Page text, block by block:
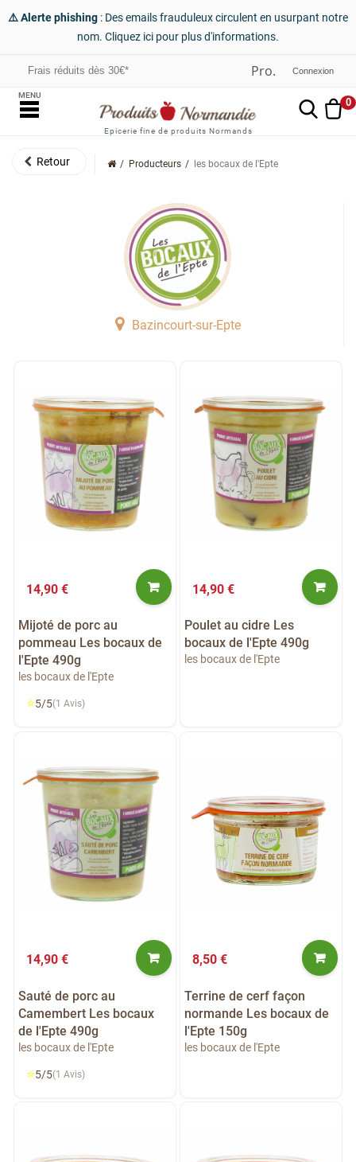
⚠️ Alerte phishing : Des emails frauduleux circulent en usurpant notre
nom. Cliquez ici pour plus d'informations.
Frais réduits dès 30€* Connexion
Epicerie fine de produits Normands
0
MENU
Producteurs les bocaux de l'Epte
Bazincourt-sur-Epte
14,90 €
Mijoté de porc au
pommeau Les bocaux de
l'Epte 490g
les bocaux de l'Epte
⭐5/5(1 Avis)
14,90 €
Poulet au cidre Les
bocaux de l'Epte 490g
les bocaux de l'Epte
14,90 €
Sauté de porc au
Camembert Les bocaux
de l'Epte 490g
les bocaux de l'Epte
⭐5/5(1 Avis)
8,50 €
Terrine de cerf façon
normande Les bocaux de
l'Epte 150g
les bocaux de l'Epte